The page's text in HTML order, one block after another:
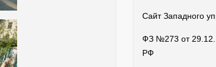
Сайт Западного
ФЗ №273 от
РФ